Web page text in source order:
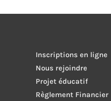
Inscriptions en ligne
Nous rejoindre
Projet éducatif
Règlement Financier